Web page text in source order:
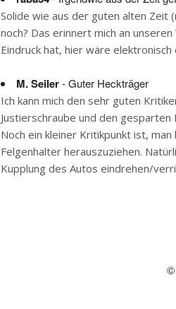
Solide wie aus der guten alten Zeit
noch? Das erinnert mich an
Eindruck hat, hier wäre
M. Seiler- Guter Heckträger
Ich kann mich den sehr guten
Justierschraube und den
Noch ein kleiner Kritikpunkt ist,
Felgenhalter herauszuziehen.
Kupplung des Autos eindrehen/
©